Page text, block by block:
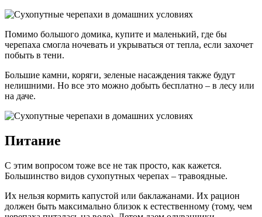
Помимо большого домика, купите и маленький, где бы
черепаха смогла ночевать и укрываться от тепла, если захочет
побыть в тени.
Большие камни, коряги, зеленые насаждения также будут
нелишними. Но все это можно добыть бесплатно – в лесу или
на даче.
Питание
С этим вопросом тоже все не так просто, как кажется.
Большинство видов сухопутных черепах – травоядные.
Их нельзя кормить капустой или баклажанами. Их рацион
должен быть максимально близок к естественному (тому, чем